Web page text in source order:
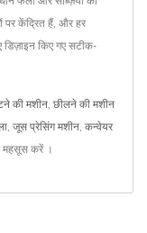
केंद्रित हैं, और हर
डिज़ाइन किए गए सटीक-
की मशीन छीलने की मशीन
जूस प्रेसिंग मशीन कन्वेयर
महसूस करें ।